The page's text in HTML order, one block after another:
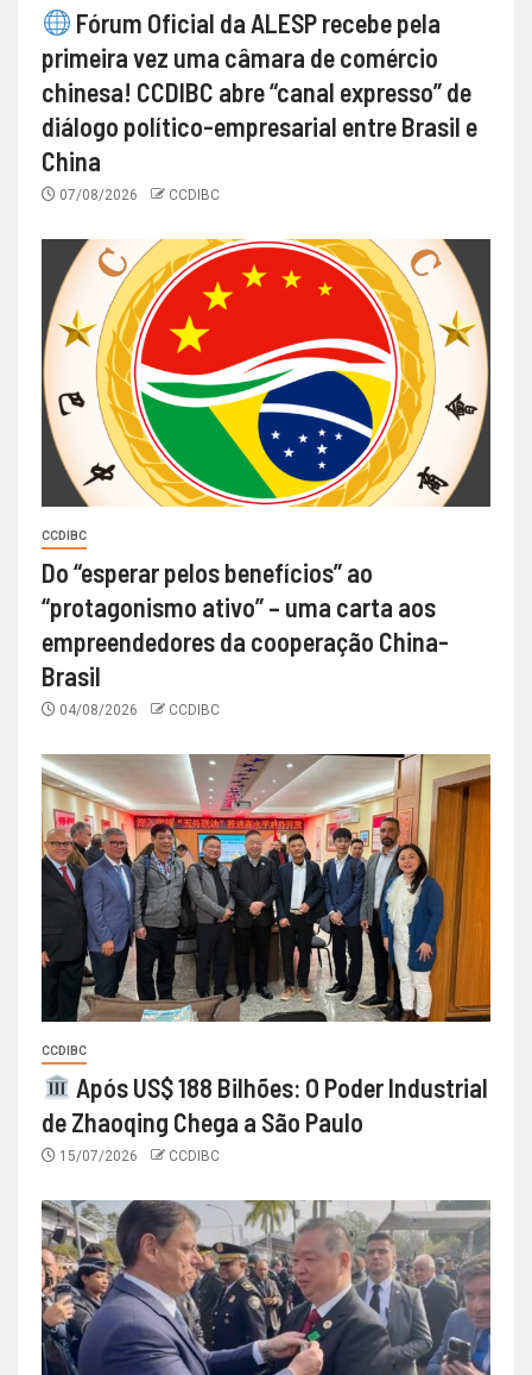
Fórum Oficial da ALESP recebe pela
primeira vez uma câmara de comércio
chinesa! CCDIBC abre “canal expresso” de
diálogo político-empresarial entre Brasil e
China
07/08/2026 CCDIBC
CCDIBC
Do “esperar pelos benefícios” ao
“protagonismo ativo” – uma carta aos
empreendedores da cooperação China-
Brasil
04/08/2026 CCDIBC
CCDIBC
Após US$ 188 Bilhões: O Poder Industrial
de Zhaoqing Chega a São Paulo
15/07/2026 CCDIBC